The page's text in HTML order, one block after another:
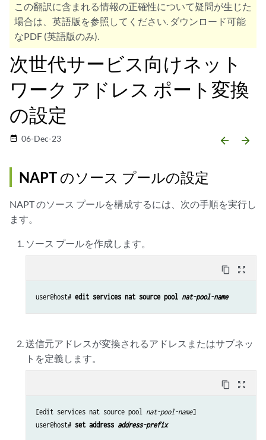
この翻訳に含まれる情報の正確性について疑問が生じた
場合は、英語版を参照してください. ダウンロード可能
なPDF (英語版のみ).
次世代サービス向けネット
ワーク アドレス ポート変換
の設定
date_range 06-Dec-23 arrow_backward arrow_forward
NAPT のソース プールの設定
NAPT のソース プールを構成するには、次の手順を実行し
ます。
ソース プールを作成します。
content_copy zoom_out_map
user@host# edit services nat source pool nat-pool-name
送信元アドレスが変換されるアドレスまたはサブネッ
トを定義します。
content_copy zoom_out_map
[edit services nat source pool nat-pool-name]
user@host# set address address-prefix